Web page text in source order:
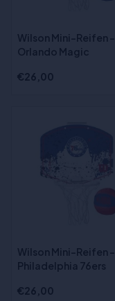
Wilson Mini-Reifen -
Orlando Magic
€26,00
Wilson Mini-Reifen -
Philadelphia 76ers
€26,00